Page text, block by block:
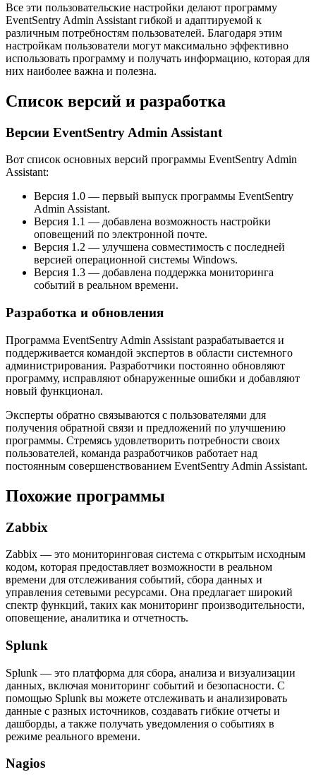
Все эти пользовательские настройки делают программу
EventSentry Admin Assistant гибкой и адаптируемой к
различным потребностям пользователей. Благодаря этим
настройкам пользователи могут максимально эффективно
использовать программу и получать информацию, которая для
них наиболее важна и полезна.
Список версий и разработка
Версии EventSentry Admin Assistant
Вот список основных версий программы EventSentry Admin
Assistant:
Версия 1.0 — первый выпуск программы EventSentry
Admin Assistant.
Версия 1.1 — добавлена возможность настройки
оповещений по электронной почте.
Версия 1.2 — улучшена совместимость с последней
версией операционной системы Windows.
Версия 1.3 — добавлена поддержка мониторинга
событий в реальном времени.
Разработка и обновления
Программа EventSentry Admin Assistant разрабатывается и
поддерживается командой экспертов в области системного
администрирования. Разработчики постоянно обновляют
программу, исправляют обнаруженные ошибки и добавляют
новый функционал.
Эксперты обратно связываются с пользователями для
получения обратной связи и предложений по улучшению
программы. Стремясь удовлетворить потребности своих
пользователей, команда разработчиков работает над
постоянным совершенствованием EventSentry Admin Assistant.
Похожие программы
Zabbix
Zabbix — это мониторинговая система с открытым исходным
кодом, которая предоставляет возможности в реальном
времени для отслеживания событий, сбора данных и
управления сетевыми ресурсами. Она предлагает широкий
спектр функций, таких как мониторинг производительности,
оповещение, аналитика и отчетность.
Splunk
Splunk — это платформа для сбора, анализа и визуализации
данных, включая мониторинг событий и безопасности. С
помощью Splunk вы можете отслеживать и анализировать
данные с разных источников, создавать гибкие отчеты и
дашборды, а также получать уведомления о событиях в
режиме реального времени.
Nagios